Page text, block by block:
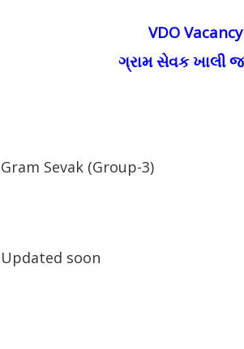
VDO
ગ્રામ સેવક ખાલી
Gram Sevak (Group-3)
Updated soon